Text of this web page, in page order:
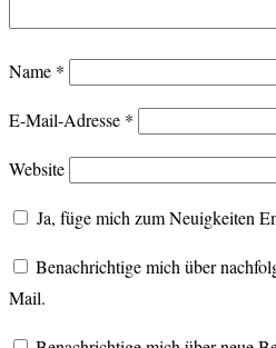
Name *
E-Mail-Adresse *
Website
Ja, füge mich zum Neuigkeiten
Benachrichtige mich über
Mail.